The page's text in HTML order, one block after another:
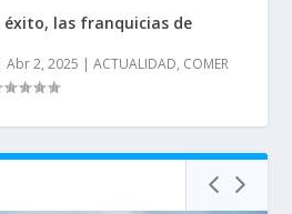
éxito, las franquicias de
|Abr 2, 2025 |ACTUALIDAD, COMER